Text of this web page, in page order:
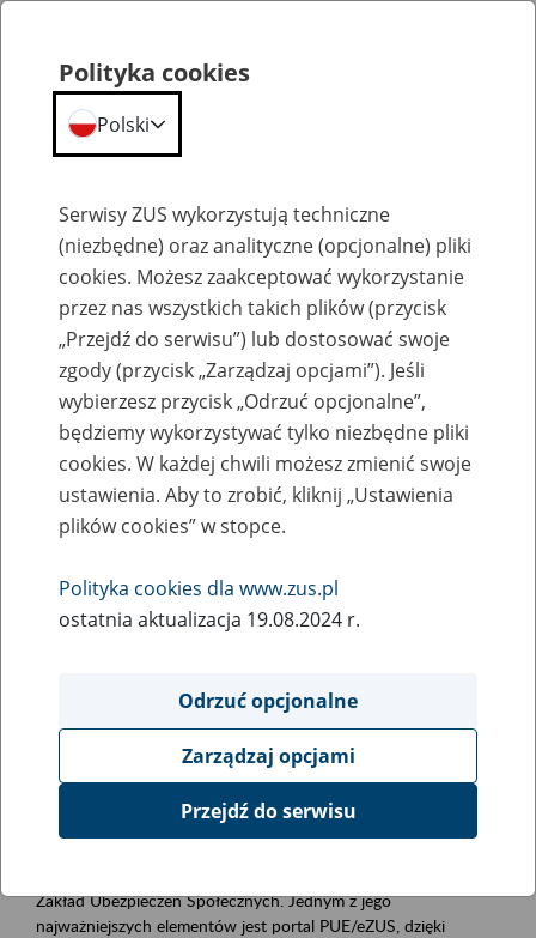
Szkolenia
Zaproś ZUS do siebie - zakładanie profili
eZUS w siedzibie Twojej firmy
Rodzaj wydarzenia
Szkolenia
Obszar merytoryczny
obsługa klientów
Opis wydarzenia
Platforma Usług Elektronicznych ZUS eZUS
Zakład Ubezpieczeń Społecznych. Jednym z jego
najważniejszych elementów jest portal PUE/eZUS, dzięki
Polityka cookies
Polski
Serwisy ZUS wykorzystują techniczne
(niezbędne) oraz analityczne (opcjonalne) pliki
cookies. Możesz zaakceptować wykorzystanie
przez nas wszystkich takich plików (przycisk
„Przejdź do serwisu”) lub dostosować swoje
zgody (przycisk „Zarządzaj opcjami”). Jeśli
wybierzesz przycisk „Odrzuć opcjonalne”,
będziemy wykorzystywać tylko niezbędne pliki
cookies. W każdej chwili możesz zmienić swoje
ustawienia. Aby to zrobić, kliknij „Ustawienia
plików cookies” w stopce.
Polityka cookies dla www.zus.pl
ostatnia aktualizacja 19.08.2024 r.
Odrzuć opcjonalne
Zarządzaj opcjami
Przejdź do serwisu